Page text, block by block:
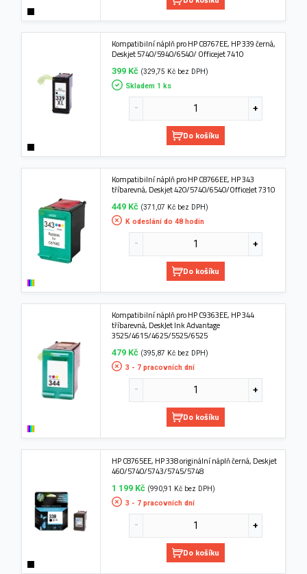
Kompatibilní náplň pro HP C8767EE, HP 339 černá,
Deskjet 5740/5940/6540/ Officejet 7410
399 Kč (329,75 Kč bez DPH)
Skladem 1 ks
Do košíku
Kompatibilní náplň pro HP C8766EE, HP 343
tříbarevná, Deskjet 420/5740/6540/OfficeJet 7310
449 Kč (371,07 Kč bez DPH)
K odeslání do 48 hodin
Do košíku
Kompatibilní náplň pro HP C9363EE, HP 344
tříbarevná, DeskJet Ink Advantage
3525/4615/4625/5525/6525
479 Kč (395,87 Kč bez DPH)
3 - 7 pracovních dní
Do košíku
HP C8765EE, HP 338 originální náplň černá, Deskjet
460/5740/5743/5745/5748
1 199 Kč (990,91 Kč bez DPH)
3 - 7 pracovních dní
Do košíku